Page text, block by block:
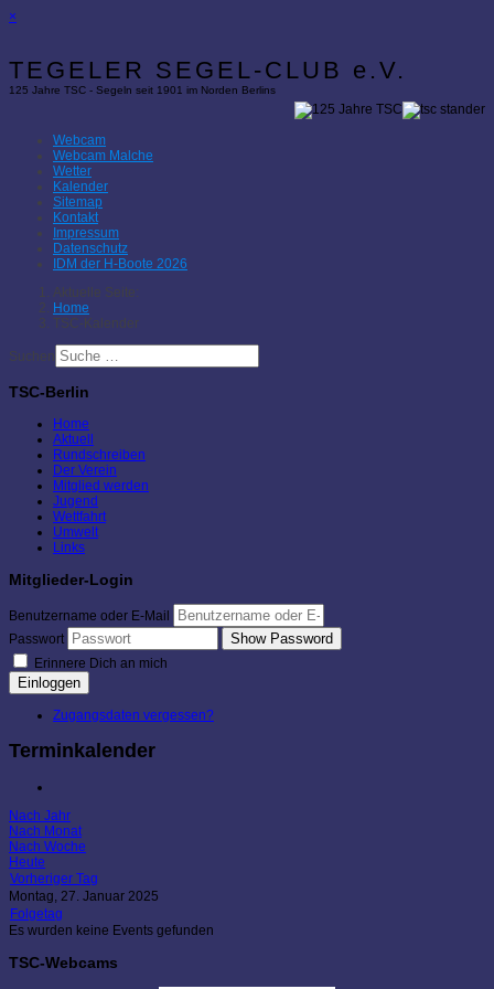
×
TEGELER SEGEL-CLUB e.V.
125 Jahre TSC - Segeln seit 1901 im Norden Berlins
Webcam
Webcam Malche
Wetter
Kalender
Sitemap
Kontakt
Impressum
Datenschutz
IDM der H-Boote 2026
Aktuelle Seite:
Home
TSC-Kalender
Suchen
TSC-Berlin
Home
Aktuell
Rundschreiben
Der Verein
Mitglied werden
Jugend
Wettfahrt
Umwelt
Links
Mitglieder-Login
Benutzername oder E-Mail
Passwort
Show Password
Erinnere Dich an mich
Einloggen
Zugangsdaten vergessen?
Terminkalender
Nach Jahr
Nach Monat
Nach Woche
Heute
Vorheriger Tag
Montag, 27. Januar 2025
Folgetag
Es wurden keine Events gefunden
TSC-Webcams